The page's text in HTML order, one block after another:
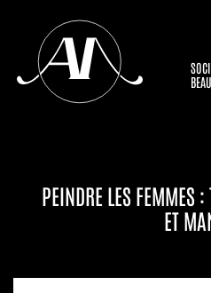
PEINDRE LES FEMMES :
ET